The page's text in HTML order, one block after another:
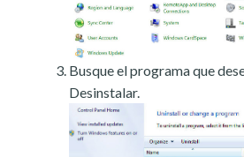
Busque el programa que
Desinstalar.